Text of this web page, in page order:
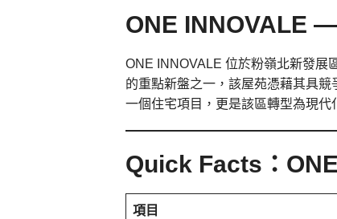
ONE INNOVALE
ONE INNOVALE 位於粉嶺北新發展
的重點新盤之一，該屋苑憑藉其具
一個住宅項目，更是該區轉型為現
Quick Facts：
項目